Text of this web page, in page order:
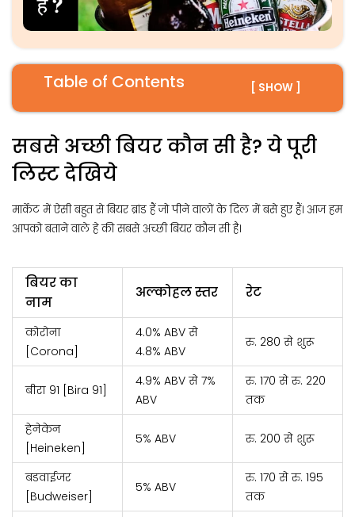
Table of Contents [ SHOW ]
सबसे अच्छी बियर कौन सी है? ये पूरी
लिस्ट देखिये
मार्केट में ऐसी बहुत से बियर ब्रांड हैं जो पीने वालों के दिल में बसे हुए हैं। आज हम
आपको बताने वाले हे की सबसे अच्छी बियर कौन सी है।
बियर का
नाम
अल्कोहल स्तर रेट
कोरोना
[Corona]
4.0% ABV से
4.8% ABV
रु. 280 से शुरू
बीरा 91 [Bira 91]
4.9% ABV से 7%
ABV
रु. 170 से रु. 220
तक
हेनेकेन
[Heineken]
5% ABV रु. 200 से शुरू
बडवाईजर
[Budweiser]
5% ABV
रु. 170 से रु. 195
तक